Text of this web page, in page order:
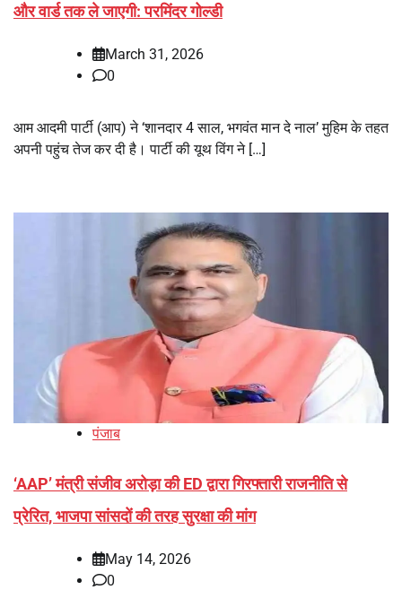
और वार्ड तक ले जाएगी: परमिंदर गोल्डी
March 31, 2026
0
आम आदमी पार्टी (आप) ने ‘शानदार 4 साल, भगवंत मान दे नाल’ मुहिम के तहत
अपनी पहुंच तेज कर दी है। पार्टी की यूथ विंग ने […]
पंजाब
‘AAP’ मंत्री संजीव अरोड़ा की ED द्वारा गिरफ्तारी राजनीति से
प्रेरित, भाजपा सांसदों की तरह सुरक्षा की मांग
May 14, 2026
0